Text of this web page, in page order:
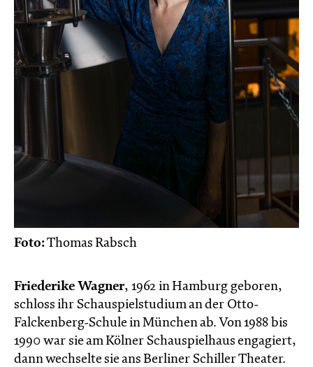
Foto:Thomas Rabsch
Friederike Wagner, 1962 in Hamburg geboren,
schloss ihr Schauspielstudium an der Otto-
Falckenberg-Schule in München ab. Von 1988 bis
1990 war sie am Kölner Schauspielhaus engagiert,
dann wechselte sie ans Berliner Schiller Theater.